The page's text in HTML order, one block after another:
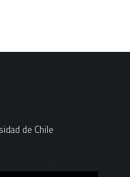
de Chile